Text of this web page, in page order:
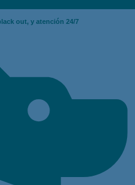
out, y atención 24/7